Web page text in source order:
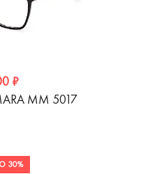
₽
MM 5017
30%